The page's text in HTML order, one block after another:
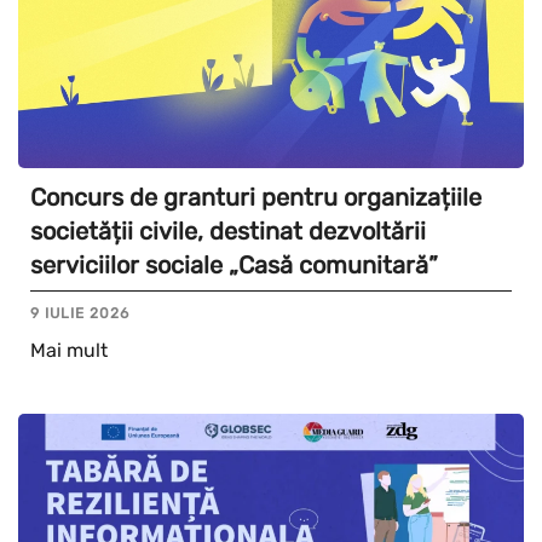
Concurs de granturi pentru organizațiile
societății civile, destinat dezvoltării
serviciilor sociale „Casă comunitară”
9 IULIE 2026
Mai mult